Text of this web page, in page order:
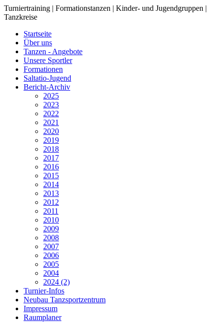
Turniertraining | Formationstanzen | Kinder- und Jugendgruppen |
Tanzkreise
Startseite
Über uns
Tanzen - Angebote
Unsere Sportler
Formationen
Saltatio-Jugend
Bericht-Archiv
2025
2023
2022
2021
2020
2019
2018
2017
2016
2015
2014
2013
2012
2011
2010
2009
2008
2007
2006
2005
2004
2024 (2)
Turnier-Infos
Neubau Tanzsportzentrum
Impressum
Raumplaner